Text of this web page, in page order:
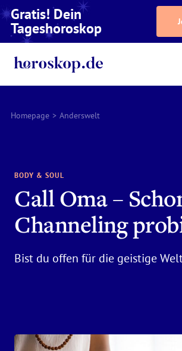
Gratis! Dein
Tageshoroskop
Homepage > Anderswelt
BODY & SOUL
Call Oma –
Channeling
Bist du offen für die geistige